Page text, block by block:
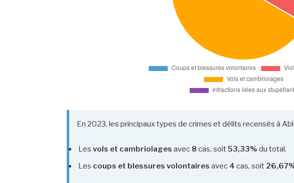
En 2023, les principaux types de crimes et délits recensés à
Les vols et cambriolages avec 8 cas, soit53,33% du total.
Les coups et blessures volontaires avec 4 cas, soit